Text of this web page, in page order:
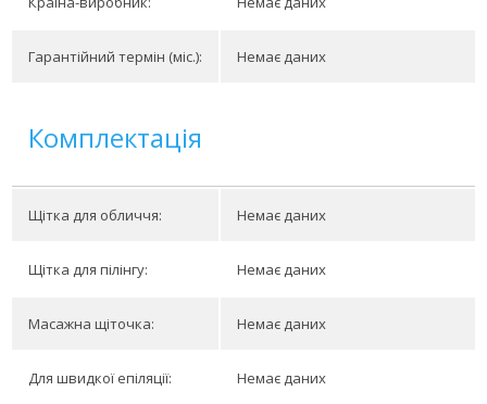
Гарантійний термін (міс.): Немає даних
Комплектація
Щітка для обличчя: Немає даних
Щітка для пілінгу: Немає даних
Масажна щіточка: Немає даних
Для швидкої епіляції: Немає даних